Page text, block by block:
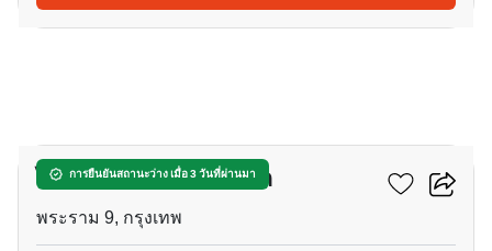
การยืนยันสถานะว่าง เมื่อ 3 วันที่ผ่านมา
ไอดีโอ พระราม 9 - อโศก
พระราม 9, กรุงเทพ